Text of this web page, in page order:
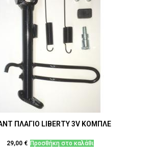
ΠΛΑΓΙΟ LIBERTY 3V ΚΟΜΠΛΕ
29,00 € Προσθήκη στο καλάθι